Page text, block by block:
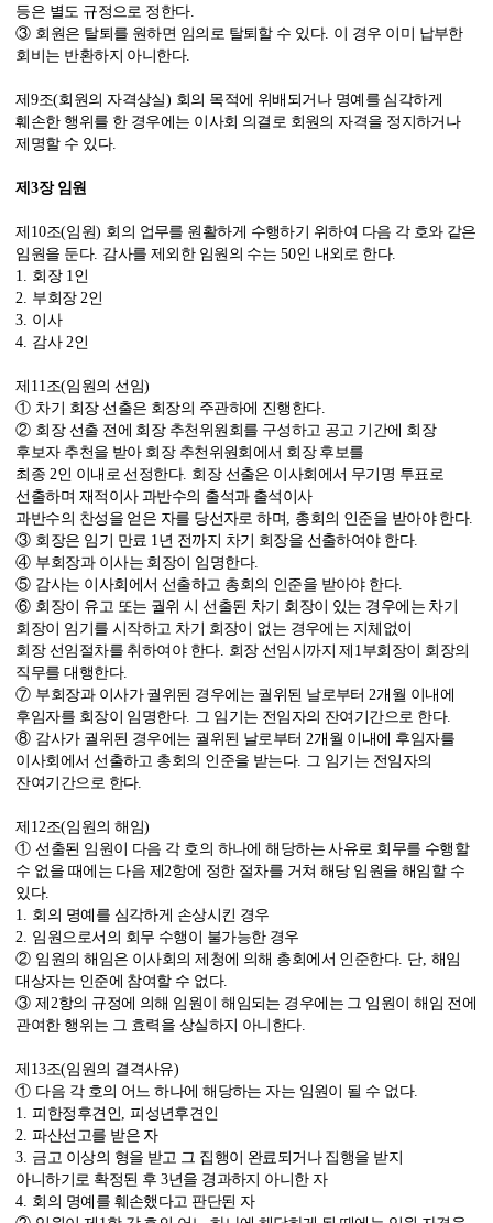
등은 별도 규정으로 정한다.
③ 회원은 탈퇴를 원하면 임의로 탈퇴할 수 있다. 이 경우 이미 납부한
회비는 반환하지 아니한다.
제 9조(회원의 자격상실) 회의 목적에 위배되거나 명예를 심각하게
훼손한 행위를 한 경우에는 이사회 의결로 회원의 자격을 정지하거나
제명할 수 있다.
제 3장 임원
제 10조(임원) 회의 업무를 원활하게 수행하기 위하여 다음 각 호와 같은
임원을 둔다. 감사를 제외한 임원의 수는 50인 내외로 한다.
1. 회장 1인
2. 부회장2인
3. 이사
4. 감사 2인
제 11조(임원의 선임)
① 차기 회장 선출은 회장의 주관하에 진행한다.
② 회장 선출 전에 회장 추천위원회를 구성하고 공고 기간에 회장
후보자 추천을 받아 회장 추천위원회에서 회장 후보를
최종 2인 이내로 선정한다. 회장 선출은 이사회에서 무기명 투표로
선출하며 재적이사 과반수의 출석과 출석이사
과반수의 찬성을 얻은 자를 당선자로 하며 , 총회의 인준을 받아야 한다.
③ 회장은 임기 만료 1년 전까지 차기 회장을 선출하여야 한다.
④ 부회장과 이사는 회장이 임명한다.
⑤ 감사는 이사회에서 선출하고 총회의 인준을 받아야 한다.
⑥ 회장이 유고 또는 궐위 시선출된 차기 회장이 있는 경우에는 차기
회장이 임기를 시작하고 차기 회장이 없는 경우에는 지체없이
회장 선임절차를 취하여야 한다. 회장 선임시까지제 1부회장이 회장의
직무를 대행한다.
⑦ 부회장과 이사가 궐위된 경우에는 궐위된 날로부터2개월 이내에
후임자를 회장이 임명한다. 그 임기는 전임자의 잔여기간으로 한다.
⑧ 감사가 궐위된 경우에는 궐위된 날로부터2개월 이내에 후임자를
이사회에서 선출하고 총회의 인준을 받는다. 그 임기는 전임자의
잔여기간으로 한다.
제 12조(임원의 해임)
①선출된 임원이 다음 각 호의 하나에 해당하는 사유로 회무를 수행할
수 없을 때에는 다음 제2항에 정한 절차를 거쳐 해당 임원을 해임할 수
있다.
1. 회의 명예를 심각하게 손상시킨 경우
2. 임원으로서의 회무 수행이 불가능한 경우
② 임원의 해임은 이사회의 제청에 의해 총회에서 인준한다. 단, 해임
대상자는 인준에 참여할 수 없다.
③제 2항의 규정에 의해 임원이 해임되는 경우에는 그 임원이 해임 전에
관여한 행위는 그 효력을 상실하지 아니한다.
제 13조(임원의 결격사유)
① 다음 각 호의 어느 하나에 해당하는 자는 임원이 될 수 없다.
1.피한정후견인,피성년후견인
2.파산선고를 받은 자
3. 금고 이상의 형을 받고 그 집행이 완료되거나 집행을 받지
아니하기로 확정된 후 3년을 경과하지 아니한 자
4. 회의 명예를 훼손했다고 판단된 자